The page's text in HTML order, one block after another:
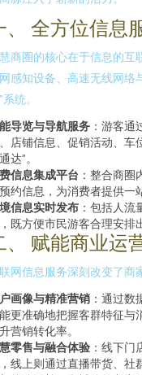
、 全方位信息
商圈的核心在于信息的互
感知设备、高速无线网络
系统。
导览与导航服务 ：游客
店铺信息、促销活动、车
达”。
信息集成平台 ：整合商
约信息，为消费者提供一
信息实时发布 ：包括人
既方便市民游客合理安排
、 赋能商业运
网信息服务深刻改变了商
画像与精准营销 ：通过
更准确地把握客群特征与
营销转化率。
零售与融合体验 ：线下
线上则通过直播带货、社